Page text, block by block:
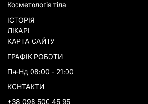
Косметологія тіла
ІСТОРІЯ
ЛІКАРІ
КАРТА САЙТУ
ГРАФІК РОБОТИ
Пн-Нд 08:00 - 21:00
КОНТАКТИ
+38 098 500 45 95